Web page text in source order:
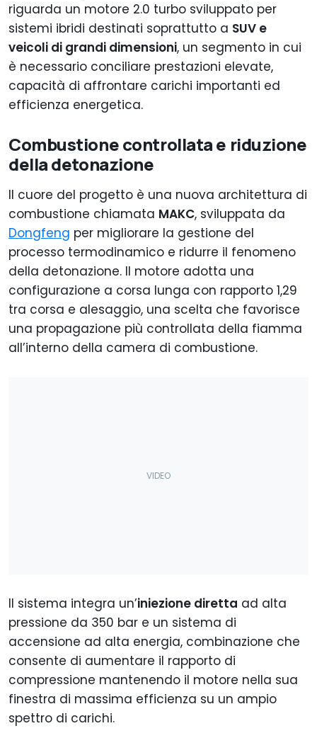
riguarda un motore 2.0 turbo sviluppato per
sistemi ibridi destinati soprattutto a SUV e
veicoli di grandi dimensioni, un segmento in cui
è necessario conciliare prestazioni elevate,
capacità di affrontare carichi importanti ed
efficienza energetica.
Combustione controllata e riduzione
della detonazione
Il cuore del progetto è una nuova architettura di
combustione chiamata MAKC, sviluppata da
Dongfeng per migliorare la gestione del
processo termodinamico e ridurre il fenomeno
della detonazione. Il motore adotta una
configurazione a corsa lunga con rapporto 1,29
tra corsa e alesaggio, una scelta che favorisce
una propagazione più controllata della fiamma
all’interno della camera di combustione.
Il sistema integra un’iniezione diretta ad alta
pressione da 350 bar e un sistema di
accensione ad alta energia, combinazione che
consente di aumentare il rapporto di
compressione mantenendo il motore nella sua
finestra di massima efficienza su un ampio
spettro di carichi.